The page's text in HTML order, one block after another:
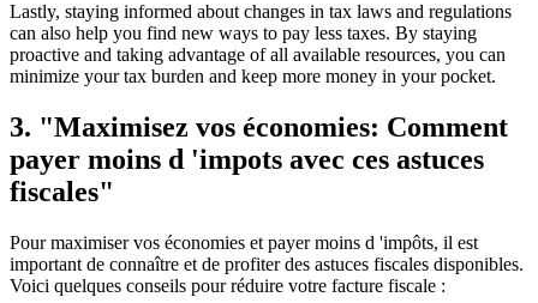
Lastly, staying informed about changes in tax laws and regulations
can also help you find new ways to pay less taxes. By staying
proactive and taking advantage of all available resources, you can
minimize your tax burden and keep more money in your pocket.
3. "Maximisez vos économies: Comment
payer moins d 'impots avec ces astuces
fiscales"
Pour maximiser vos économies et payer moins d 'impôts, il est
important de connaître et de profiter des astuces fiscales disponibles.
Voici quelques conseils pour réduire votre facture fiscale :